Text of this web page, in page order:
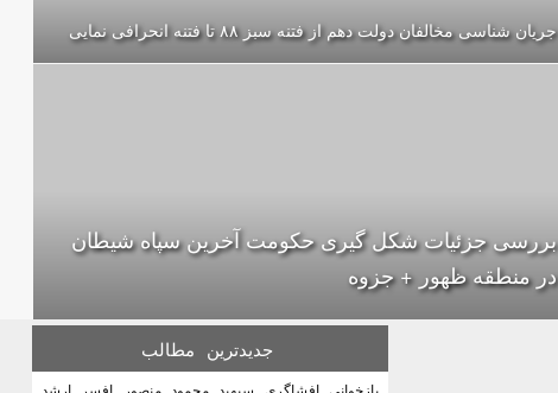
جریان شناسی مخالفان دولت دهم از فتنه سبز ۸۸ تا فتنه انحرافی نمایی
بررسی جزئیات شکل گیری حکومت آخرین سپاه شیطان
در منطقه ظهور + جزوه
جدیدترین مطالب